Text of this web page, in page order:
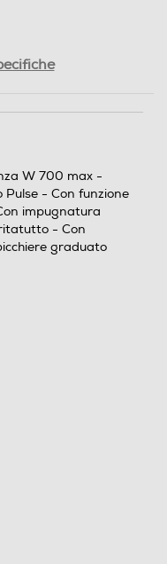
W 700 max -
- Con funzione
impugnatura
- Con
graduato